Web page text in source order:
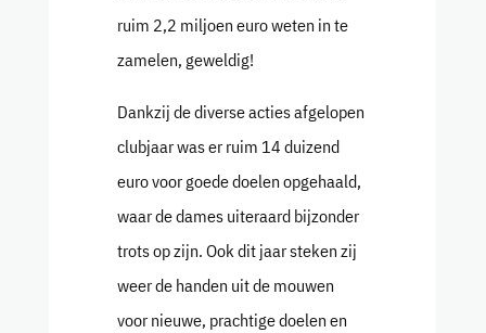
ruim 2,2 miljoen euro weten in te
zamelen, geweldig!
Dankzij de diverse acties afgelopen
clubjaar was er ruim 14 duizend
euro voor goede doelen opgehaald,
waar de dames uiteraard bijzonder
trots op zijn. Ook dit jaar steken zij
weer de handen uit de mouwen
voor nieuwe, prachtige doelen en